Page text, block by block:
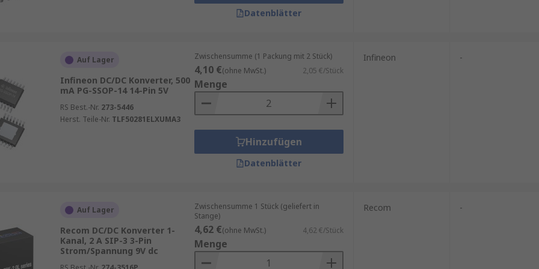
aber im Allgemeinen können sie in mehrere Kategorien unterteilt
Datenblätter
Auf Lager
Infineon DC/DC Konverter, 500
mA PG-SSOP-14 14-Pin 5V
RS Best.-Nr. 273-5446
Herst. Teile-Nr. TLF50281ELXUMA3
Zwischensumme (1 Packung mit 2 Stück)
4,10 €(ohne MwSt.) 2,05 €/Stück
Menge
Hinzufügen
Datenblätter
Infineon -
Auf Lager
Recom DC/DC Konverter 1-
Kanal, 2 A SIP-3 3-Pin
Strom/Spannung 9V dc
Zwischensumme 1 Stück (geliefert in
Stange)
4,62 €(ohne MwSt.) 4,62 €/Stück
Menge
Recom -